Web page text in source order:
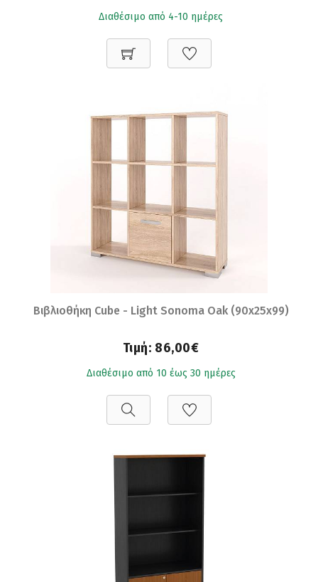
Διαθέσιμο από 4-10 ημέρες
Βιβλιοθήκη Cube - Light Sonoma Oak (90x25x99)
Τιμή: 86,00€
Διαθέσιμο από 10 έως 30 ημέρες